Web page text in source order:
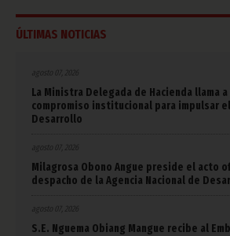
ÚLTIMAS NOTICIAS
agosto 07, 2026
La Ministra Delegada de Hacienda llama
compromiso institucional para impulsar
Desarrollo
agosto 07, 2026
Milagrosa Obono Angue preside el acto
despacho de la Agencia Nacional de
agosto 07, 2026
S.E. Nguema Obiang Mangue recibe al